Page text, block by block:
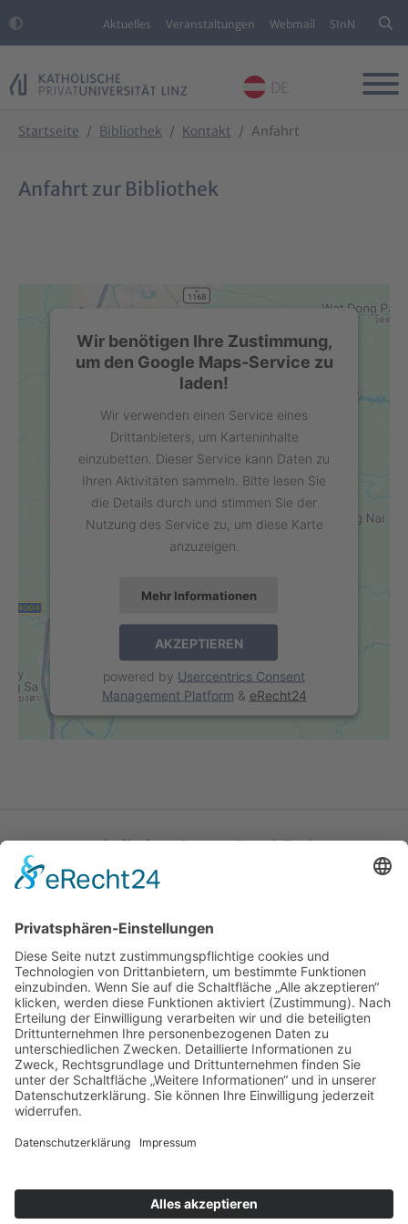
Aktuelles Veranstaltungen Webmail SInN
DE
Startseite Bibliothek Kontakt Anfahrt
Anfahrt zur Bibliothek
Wir benötigen Ihre Zustimmung,
um den Google Maps-Service zu
laden!
Wir verwenden einen Service eines
Drittanbieters, um Karteninhalte
einzubetten. Dieser Service kann Daten zu
Ihren Aktivitäten sammeln. Bitte lesen Sie
die Details durch und stimmen Sie der
Nutzung des Service zu, um diese Karte
anzuzeigen.
Mehr Informationen
AKZEPTIEREN
powered by Usercentrics Consent
Management Platform & eRecht24
Katholische Privat-Universität Linz
Bethlehemstraße 20
T:+43 732 / 784293
E:office[at]ku-linz.at
©2025 Katholische Privat-Universität Linz | Alle Rechte